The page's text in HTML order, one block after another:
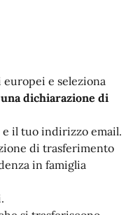
e seleziona
dichiarazione di
il tuo indirizzo email.
di trasferimento
in famiglia